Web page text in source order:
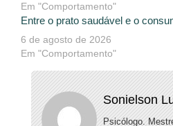
Em "Comportamento"
Entre o prato saudável e o
6 de agosto de 2026
Em "Comportamento"
Sonielson
Psicólogo.